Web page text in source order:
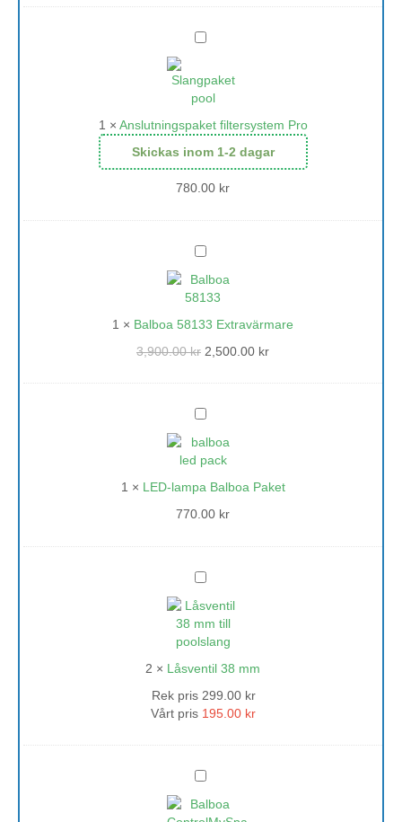
Anslutningspaket
1 × Anslutningspaket filtersystem Pro
Skickas inom 1-2 dagar
780.00 kr
Balboa
Extravärmare
1 × Balboa 58133 Extravärmare
3,900.00kr 2,500.00 kr
LED-
Balboa
Paket
1 × LED-lampa Balboa Paket
770.00 kr
Låsventil
mm
2 × Låsventil 38 mm
Rek pris 299.00 kr
Vårt pris 195.00 kr
Balboa
WiFi-